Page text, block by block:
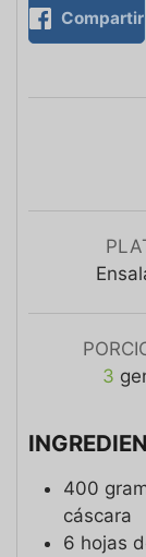
Compartir
3
400
cáscara
6 hojas